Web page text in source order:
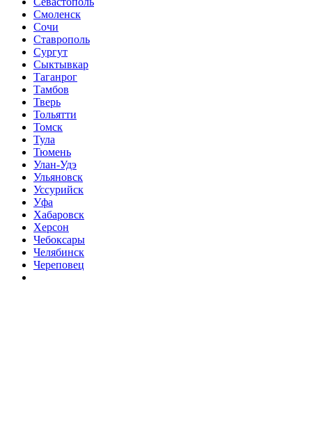
Смоленск
Сочи
Ставрополь
Сургут
Сыктывкар
Таганрог
Тамбов
Тверь
Тольятти
Томск
Тула
Тюмень
Улан-Удэ
Ульяновск
Уссурийск
Уфа
Хабаровск
Херсон
Чебоксары
Челябинск
Череповец